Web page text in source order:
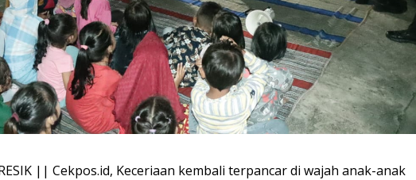
|| Cekpos.id, Keceriaan kembali terpancar di wajah anak-anak